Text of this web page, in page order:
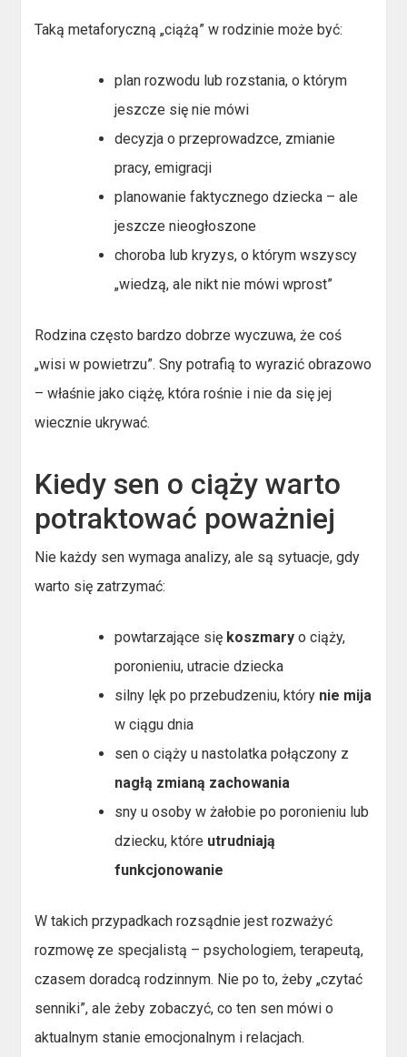
Taką metaforyczną „ciążą” w rodzinie może być:
plan rozwodu lub rozstania, o którym
jeszcze się nie mówi
decyzja o przeprowadzce, zmianie
pracy, emigracji
planowanie faktycznego dziecka – ale
jeszcze nieogłoszone
choroba lub kryzys, o którym wszyscy
„wiedzą, ale nikt nie mówi wprost”
Rodzina często bardzo dobrze wyczuwa, że coś
„wisi w powietrzu”. Sny potrafią to wyrazić obrazowo
– właśnie jako ciążę, która rośnie i nie da się jej
wiecznie ukrywać.
Kiedy sen o ciąży warto
potraktować poważniej
Nie każdy sen wymaga analizy, ale są sytuacje, gdy
warto się zatrzymać:
powtarzające się koszmary o ciąży,
poronieniu, utracie dziecka
silny lęk po przebudzeniu, który nie mija
w ciągu dnia
sen o ciąży u nastolatka połączony z
nagłą zmianą zachowania
sny u osoby w żałobie po poronieniu lub
dziecku, które utrudniają
funkcjonowanie
W takich przypadkach rozsądnie jest rozważyć
rozmowę ze specjalistą – psychologiem, terapeutą,
czasem doradcą rodzinnym. Nie po to, żeby „czytać
senniki”, ale żeby zobaczyć, co ten sen mówi o
aktualnym stanie emocjonalnym i relacjach.